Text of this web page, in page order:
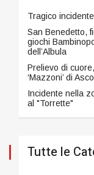
Tragico
San Benedetto,
giochi
dell’Albula
Prelievo di
‘Mazzoni’ di
Incidente nella
al "Torrette"
Tutte le